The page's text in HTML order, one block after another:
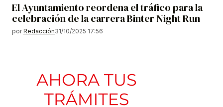
El Ayuntamiento reordena el tráfico para la
celebración de la carrera Binter Night Run
por Redacción31/10/2025 17:56